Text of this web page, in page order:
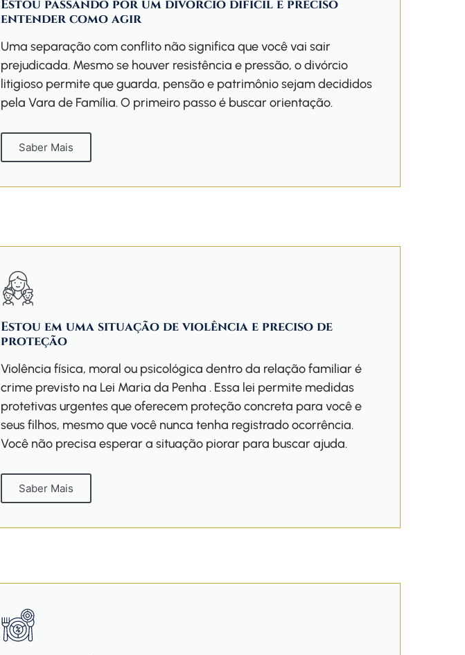
Estou passando por um divórcio difícil e preciso
entender como agir
Uma separação com conflito não significa que você vai sair
prejudicada. Mesmo se houver resistência e pressão, o divórcio
litigioso permite que guarda, pensão e patrimônio sejam decididos
pela Vara de Família. O primeiro passo é buscar orientação.
Saber Mais
Estou em uma situação de violência e preciso de
proteção
Violência física, moral ou psicológica dentro da relação familiar é
crime previsto na Lei Maria da Penha . Essa lei permite medidas
protetivas urgentes que oferecem proteção concreta para você e
seus filhos, mesmo que você nunca tenha registrado ocorrência.
Você não precisa esperar a situação piorar para buscar ajuda.
Saber Mais